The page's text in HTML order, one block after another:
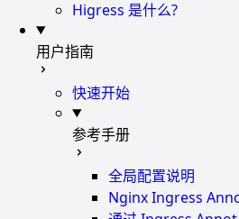
Higress 是什么?
用户指南
快速开始
参考手册
全局配置说明
Nginx Ingress